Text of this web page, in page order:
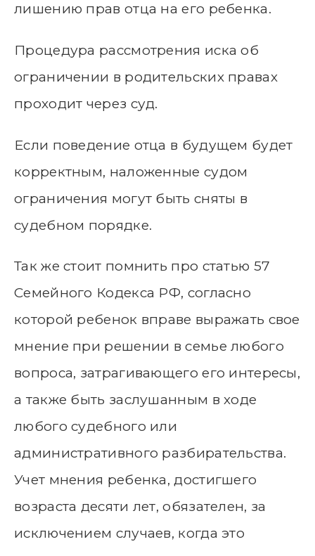
лишению прав отца на его ребенка.
Процедура рассмотрения иска об
ограничении в родительских правах
проходит через суд.
Если поведение отца в будущем будет
корректным, наложенные судом
ограничения могут быть сняты в
судебном порядке.
Так же стоит помнить про статью 57
Семейного Кодекса РФ, согласно
которой ребенок вправе выражать свое
мнение при решении в семье любого
вопроса, затрагивающего его интересы,
а также быть заслушанным в ходе
любого судебного или
административного разбирательства.
Учет мнения ребенка, достигшего
возраста десяти лет, обязателен, за
исключением случаев, когда это